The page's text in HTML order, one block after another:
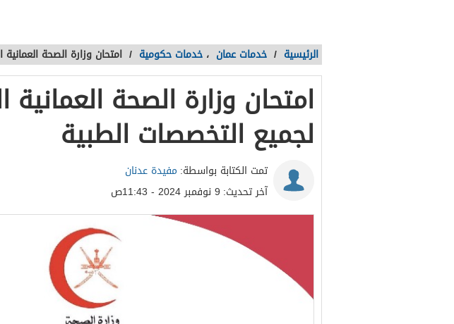
الرئيسية / خدمات عمان ، خدمات حكومية / امتحان وزارة الصحة
امتحان وزارة الصحة العمانية
لجميع التخصصات الطبية
تمت الكتابة بواسطة: مفيدة عدنان
آخر تحديث: 9 نوفمبر 2024 - 11:43ص